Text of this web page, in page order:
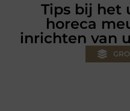
Tips bij het
horeca
inrichten van